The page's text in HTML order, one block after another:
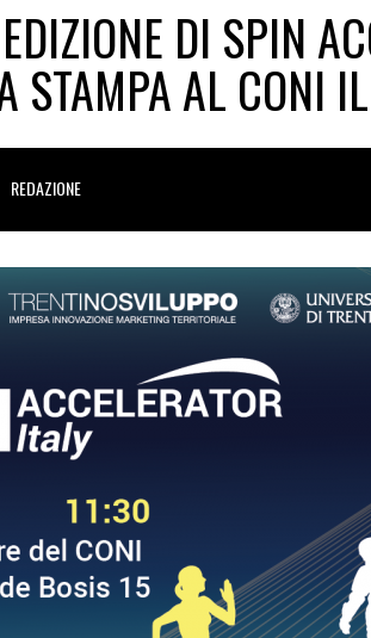
DI SPIN
STAMPA AL CONI
REDAZIONE